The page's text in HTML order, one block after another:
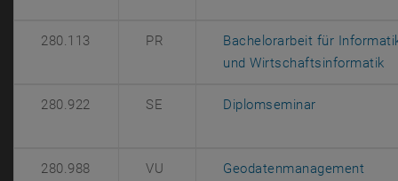
280.113 PR
Bachelorarbeit für
und Wirtschaftsinformatik,
280.922 SE Diplomseminar, öffnet eine
280.988 VU Geodatenmanagement